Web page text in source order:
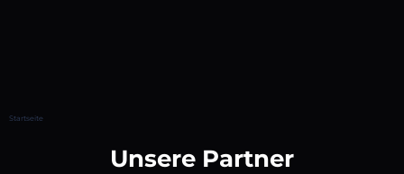
Startseite
Unsere Partner